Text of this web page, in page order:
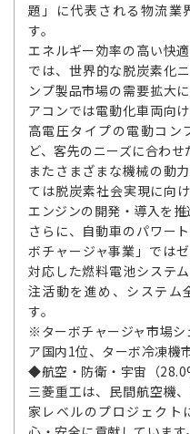
題」に代表される物流業
す。
エネルギー効率の高い快
では、世界的な脱炭素化
ンプ製品市場の需要拡大
アコンでは電動化車両向
高電圧タイプの電動コン
ど、客先のニーズに合わせ
またさまざまな機械の動
ては脱炭素社会実現に向
エンジンの開発・導入を推
さらに、自動車のパワー
ボチャージャ事業」では
対応した燃料電池システ
注活動を進め、システム
す。
※ターボチャージャ市場シ
ア国内1位、ターボ冷凍機
◆航空・防衛・宇宙（
三菱重工は、民間航空機
家レベルのプロジェクト